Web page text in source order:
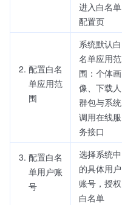
进入白名单
配置页
配置白名
单应用范
围
系统默认白
名单应用范
围：个体画
像、下载人
群包与系统
调用在线服
务接口
配置白名
单用户账
号
选择系统中
的具体用户
账号，授权
白名单